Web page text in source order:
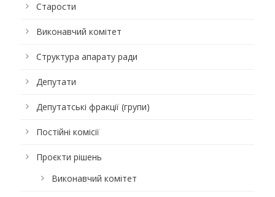
Старости
Виконавчий комітет
Структура апарату ради
Депутати
Депутатські фракції (групи)
Постійні комісії
Проєкти рішень
Виконавчий комітет